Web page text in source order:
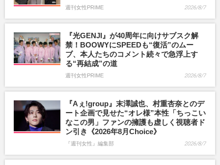
週刊女性PRIME 2026/8/7
『光GENJI』が40周年に向けサブスク解
禁！BOOWYにSPEEDも“復活”のムー
ブ、本人たちのコメント続々で急浮上す
る“再結成”の道
週刊女性PRIME 2026/8/7
『Aぇ!group』末澤誠也、村重杏奈とのデ
ート企画で見せた“オレ様”本性「ちっこい
なこの男」ファンの擁護も虚しく視聴者ド
ン引き《2026年8月Choice》
『週刊女性』編集部 2026/8/7